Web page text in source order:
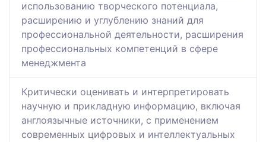
использованию творческого потенциала,
расширению и углублению знаний для
профессиональной деятельности, расширения
профессиональных компетенций в сфере
менеджмента
Критически оценивать и интерпретировать
научную и прикладную информацию, включая
англоязычные источники, с применением
современных цифровых и интеллектуальных